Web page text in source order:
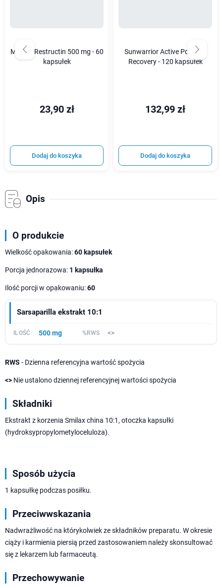
Medica Restructin 500 mg - 60
kapsułek
23,90 zł
Dodaj do koszyka
Sunwarrior Active Power &
Recovery - 120 kapsułek
132,99 zł
Dodaj do koszyka
Opis
O produkcie
Wielkość opakowania:60 kapsułek
Porcja jednorazowa: 1 kapsułka
Ilość porcji w opakowaniu:60
Sarsaparilla ekstrakt 10:1
500 mg <>
RWS - Dzienna referencyjna wartość spożycia
<> Nie ustalono dziennej referencyjnej wartości spożycia
Składniki
Ekstrakt z korzenia Smilax china 10:1, otoczka kapsułki
(hydroksypropylometyloceluloza).
Sposób użycia
1 kapsułkę podczas posiłku.
Przeciwwskazania
Nadwrażliwość na którykolwiek ze składników preparatu. W okresie
ciąży i karmienia piersią przed zastosowaniem należy skonsultować
się z lekarzem lub farmaceutą.
Przechowywanie